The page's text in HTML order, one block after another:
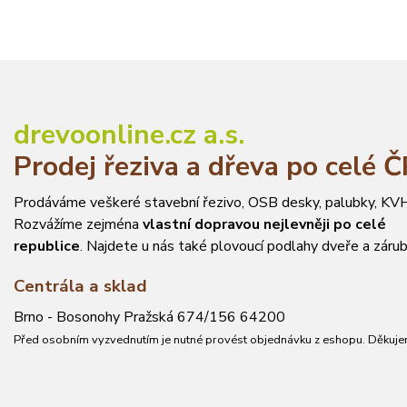
drevoonline.cz a.s.
Prodej řeziva a dřeva po celé
Prodáváme veškeré stavební řezivo, OSB desky, palubky,
Rozvážíme zejména vlastní dopravou nejlevněji po celé
republice. Najdete u nás také plovoucí podlahy dveře a
Centrála a sklad
Brno - Bosonohy Pražská 674/156 64200
Před osobním vyzvednutím je nutné provést objednávku z eshopu.